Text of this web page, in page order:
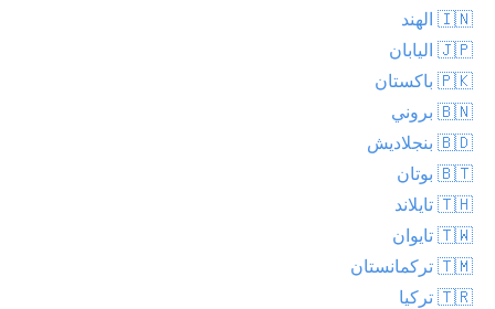
🇮🇳 الهند
🇯🇵 اليابان
🇵🇰 باكستان
🇧🇳 بروني
🇧🇩 بنجلاديش
🇧🇹 بوتان
🇹🇭 تايلاند
🇹🇼 تايوان
🇹🇲 تركمانستان
🇹🇷 تركيا